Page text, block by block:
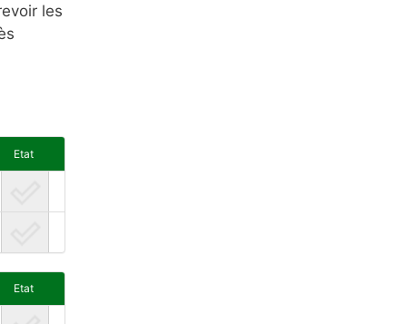
les
Etat
Etat